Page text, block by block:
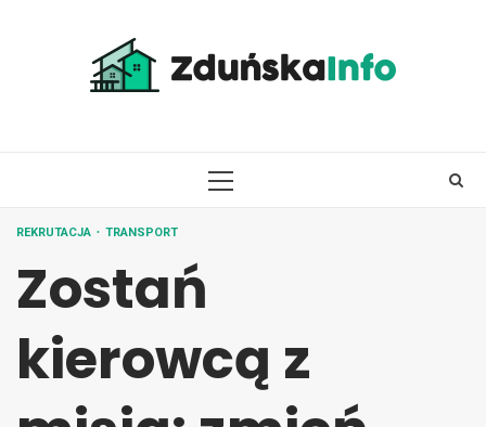
PRIMARY
REKRUTACJA TRANSPORT
Zostań
kierowcą z